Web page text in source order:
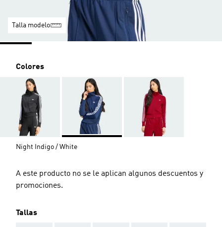
Talla modelo
Colores
Night Indigo / White
A este producto no se le aplican algunos descuentos y
promociones.
Tallas